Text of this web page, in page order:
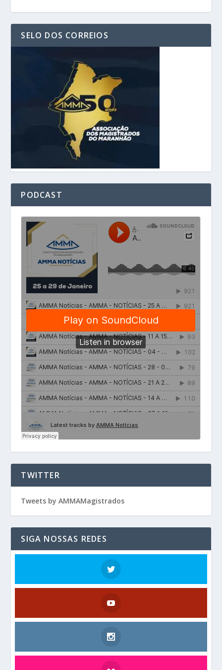
SELO DOS CORREIOS
PODCAST
TWITTER
Tweets by AMMAMagistrados
SIGA NOSSAS REDES